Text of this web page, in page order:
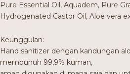
Pure Essential Oil, Aquadem, Pure
Hydrogenated Castor Oil, Aloe vera
Keunggulan:
Hand sanitizer dengan kandungan
membunuh 99,9% kuman,